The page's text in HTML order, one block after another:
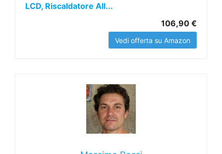
LCD, Riscaldatore All...
106,90 €
Vedi offerta su Amazon